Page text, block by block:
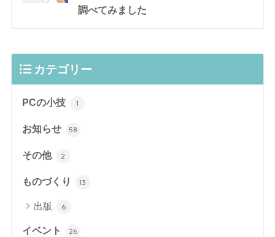
調べてみました
カテゴリー
PCの小技 1
お知らせ 58
その他 2
ものづくり 13
出版 6
イベント 26